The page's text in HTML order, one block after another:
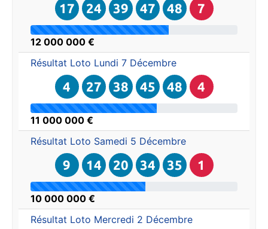
17 24 39 47 48 7
12 000 000 €
Résultat Loto Lundi 7 Décembre
4 27 38 45 48 4
11 000 000 €
Résultat Loto Samedi 5 Décembre
9 14 20 34 35 1
10 000 000 €
Résultat Loto Mercredi 2 Décembre